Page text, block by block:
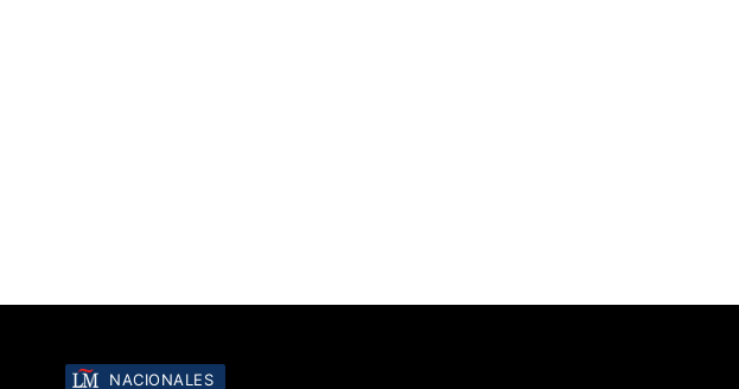
NACIONALES